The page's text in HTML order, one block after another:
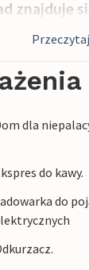
znajduje
każde z
o
dla
do kawy.
do